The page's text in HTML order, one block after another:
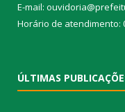
E-mail:
Horário de atendimento:
ÚLTIMAS